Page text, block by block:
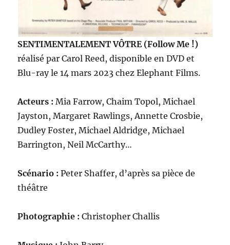
SENTIMENTALEMENT VÔTRE (Follow Me !)
réalisé par Carol Reed, disponible en DVD et
Blu-ray le 14 mars 2023 chez Elephant Films.
Acteurs : Mia Farrow, Chaim Topol, Michael
Jayston, Margaret Rawlings, Annette Crosbie,
Dudley Foster, Michael Aldridge, Michael
Barrington, Neil McCarthy…
Scénario : Peter Shaffer, d’après sa pièce de
théâtre
Photographie : Christopher Challis